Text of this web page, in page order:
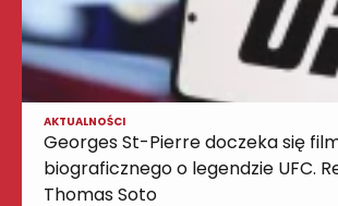
AKTUALNOŚCI
Georges St-Pierre doczeka się
biograficznego o legendzie UFC.
Thomas Soto